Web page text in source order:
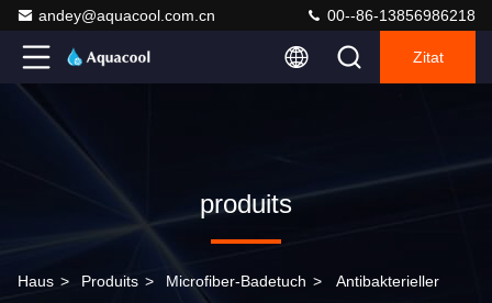
andey@aquacool.com.cn 00--86-13856986218
Zitat
produits
Haus > Produits > Microfiber-Badetuch > Antibakterieller